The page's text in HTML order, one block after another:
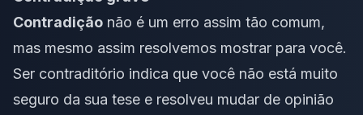
Contradição não é um erro assim tão comum,
mas mesmo assim resolvemos mostrar para você.
Ser contraditório indica que você não está muito
seguro da sua tese e resolveu mudar de opinião